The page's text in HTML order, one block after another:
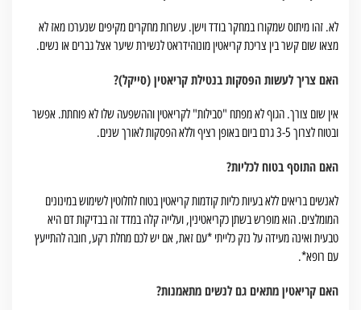
לא. זהו מיתוס שמקורו במחקר בודד וישן. עשרות מחקרים מקיפים שנערכו מאז לא
מצאו שום קשר בין צריכת קריאטין מונוהידראט לנשירת שיער אצל גברים או נשים.
האם צריך לעשות הפסקות בנטילת קריאטין (סייקל)?
אין שום צורך. הגוף לא מפתח "סבילות" לקריאטין וההשפעה שלו לא פוחתת. אפשר
ובטוח לצרוך 3-5 גרם ביום באופן רציף וללא הפסקות לאורך שנים.
האם התוסף בטוח לכליות?
לאנשים בריאים ללא בעיות כליות קודמות קריאטין בטוח לחלוטין לשימוש במינונים
המומלצים. הוא מופרש בשתן כקריאטינין, ועלייה קלה במדד זה בבדיקות דם היא
טבעית ואינה מעידה על נזק כלייתי *עם זאת, אם יש לכם מחלת רקע, חובה להתייעץ
עם רופא*.
האם קריאטין מתאים גם לנשים מתאמנות?